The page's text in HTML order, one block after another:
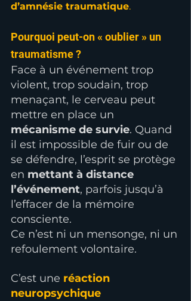
d’amnésie traumatique.
Pourquoi peut-on « oublier » un
traumatisme ?
Face à un événement trop
violent, trop soudain, trop
menaçant, le cerveau peut
mettre en place un
mécanisme de survie. Quand
il est impossible de fuir ou de
se défendre, l’esprit se protège
en mettant à distance
l’événement, parfois jusqu’à
l’effacer de la mémoire
consciente.
Ce n’est ni un mensonge, ni un
refoulement volontaire.
C’est une réaction
neuropsychique